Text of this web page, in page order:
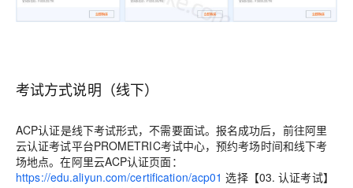
考试方式说明（线下）
ACP认证是线下考试形式，不需要面试。报名成功后，前往阿里
云认证考试平台PROMETRIC考试中心，预约考场时间和线下考
场地点。在阿里云ACP认证页面：
https://edu.aliyun.com/certification/acp01 选择【03. 认证考试】